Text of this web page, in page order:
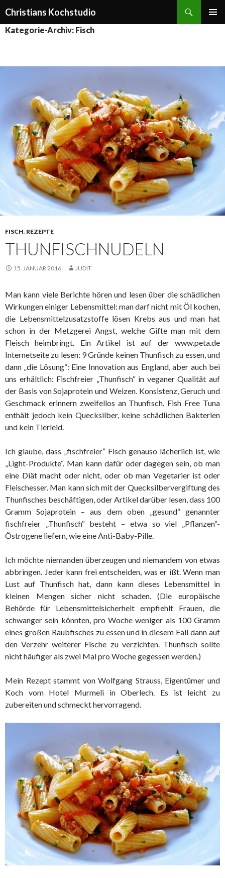
Christians Kochstudio
INHALT
Kategorie-Archiv: Fisch
FISCH, REZEPTE
THUNFISCHNUDELN
15. JANUAR 2016 JUDIT
Man kann viele Berichte hören und lesen über die schädlichen
Wirkungen einiger Lebensmittel: man darf nicht mit Öl kochen,
die Lebensmittelzusatzstoffe lösen Krebs aus und man hat
schon in der Metzgerei Angst, welche Gifte man mit dem
Fleisch heimbringt. Ein Artikel ist auf der www.peta.de
Internetseite zu lesen: 9 Gründe keinen Thunfisch zu essen, und
dann „die Lösung“: Eine Innovation aus England, aber auch bei
uns erhältlich: Fischfreier „Thunfisch“ in veganer Qualität auf
der Basis von Sojaprotein und Weizen. Konsistenz, Geruch und
Geschmack erinnern zweifellos an Thunfisch. Fish Free Tuna
enthält jedoch kein Quecksilber, keine schädlichen Bakterien
und kein Tierleid.
Ich glaube, dass „fischfreier“ Fisch genauso lächerlich ist, wie
„Light-Produkte“. Man kann dafür oder dagegen sein, ob man
eine Diät macht oder nicht, oder ob man Vegetarier ist oder
Fleischesser. Man kann sich mit der Quecksilbervergiftung des
Thunfisches beschäftigen, oder Artikel darüber lesen, dass 100
Gramm Sojaprotein – aus dem oben „gesund“ genannter
fischfreier „Thunfisch“ besteht – etwa so viel „Pflanzen“-
Östrogene liefern, wie eine Anti-Baby-Pille.
Ich möchte niemanden überzeugen und niemandem von etwas
abbringen. Jeder kann frei entscheiden, was er ißt. Wenn man
Lust auf Thunfisch hat, dann kann dieses Lebensmittel in
kleinen Mengen sicher nicht schaden. (Die europäische
Behörde für Lebensmittelsicherheit empfiehlt Frauen, die
schwanger sein könnten, pro Woche weniger als 100 Gramm
eines großen Raubfisches zu essen und in diesem Fall dann auf
den Verzehr weiterer Fische zu verzichten. Thunfisch sollte
nicht häufiger als zwei Mal pro Woche gegessen werden.)
Mein Rezept stammt von Wolfgang Strauss, Eigentümer und
Koch vom Hotel Murmeli in Oberlech. Es ist leicht zu
zubereiten und schmeckt hervorragend.